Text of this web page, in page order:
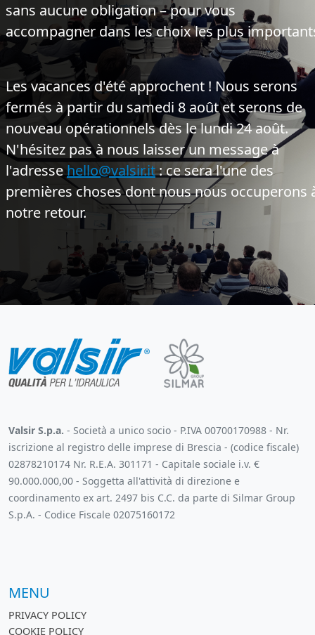
sans aucune obligation – pour vous
accompagner dans les choix les plus
Les vacances d'été approchent ! Nous serons
fermés à partir du samedi 8 août et serons de
nouveau opérationnels dès le lundi 24 août.
N'hésitez pas à nous laisser un message à
l'adressehello@valsir.it: ce sera l'une des
premières choses dont nous nous occuperons
notre retour.
Valsir S.p.a. - Società a unico socio - P.IVA 00700170988 - Nr.
iscrizione al registro delle imprese di Brescia - (codice fiscale)
02878210174 Nr. R.E.A. 301171 - Capitale sociale i.v. €
90.000.000,00 - Soggetta all'attività di direzione e
coordinamento ex art. 2497 bis C.C. da parte di Silmar Group
S.p.A. - Codice Fiscale 02075160172
MENU
PRIVACY POLICY
COOKIE POLICY